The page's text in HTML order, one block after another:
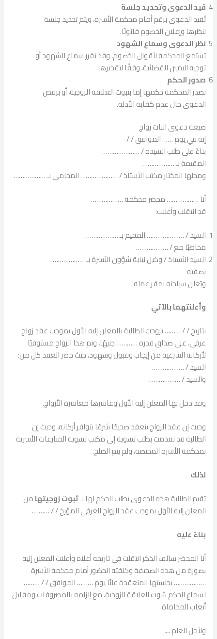
قيد الدعوى وتحديد جلسة
تُقيد الدعوى برقم أمام محكمة الأسرة، ويتم تحديد جلسة
لنظرها وإعلان الخصوم قانونًا.
نظر الدعوى وسماع الشهود
تستمع المحكمة لأقوال الخصوم، وقد تقرر سماع الشهود أو
توجيه اليمين القضائية، وفقًا لتقديرها.
صدور الحكم
تصدر المحكمة حكمها إما بثبوت العلاقة الزوجية، أو برفض
الدعوى حال عدم كفاية الأدلة.
صيغة دعوى اثبات زواج
إنه في يوم …… الموافق / /
بناءً على طلب السيدة / …………………
المقيمة بـ ………………
ومحلها المختار مكتب الأستاذ / ………………… المحامي بـ ………………
أنا ……………… محضر محكمة ………………
قد انتقلت وأعلنت:
السيد / ………………… المقيم بـ ………………
مخاطبًا مع / ………………
السيد الأستاذ / وكيل نيابة شؤون الأسرة بـ ………………
بصفته
ويُعلن سيادته بمقر عمله
وأعلنتهما بالآتي
بتاريخ / / ……… تزوجت الطالبة بالمعلن إليه الأول بموجب عقد زواج
عرفي، على صداق قدره ………… جنيهًا، وتم هذا الزواج مستوفيًا
لأركانه الشرعية من إيجاب وقبول وشهود، حيث حضر العقد كل من:
السيد / ………………
والسيد / ………………
وقد دخل بها المعلن إليه الأول وعاشرها معاشرة الأزواج.
وحيث إن عقد الزواج ينعقد صحيحًا شرعًا بتوافر أركانه، وحيث إن
الطالبة قد تقدمت بطلب تسوية إلى مكتب تسوية المنازعات الأسرية
بمحكمة الأسرة المختصة، ولم يتم الصلح.
لذلك
تقيم الطالبة هذه الدعوى بطلب الحكم لها بـثبوت زوجيتهامن
المعلن إليه الأول بموجب عقد الزواج العرفي المؤرخ / / ……….
بناءً عليه
أنا المحضر سالف الذكر انتقلت في تاريخه أعلاه وأعلنت المعلن إليه
بصورة من هذه الصحيفة وكلفته الحضور أمام محكمة الأسرة
……………… بجلستها المنعقدة علنًا يوم ……… الموافق / / ………
لسماع الحكم بثبوت العلاقة الزوجية، مع إلزامه بالمصروفات ومقابل
أتعاب المحاماة.
ولأجل العلم ،،،،